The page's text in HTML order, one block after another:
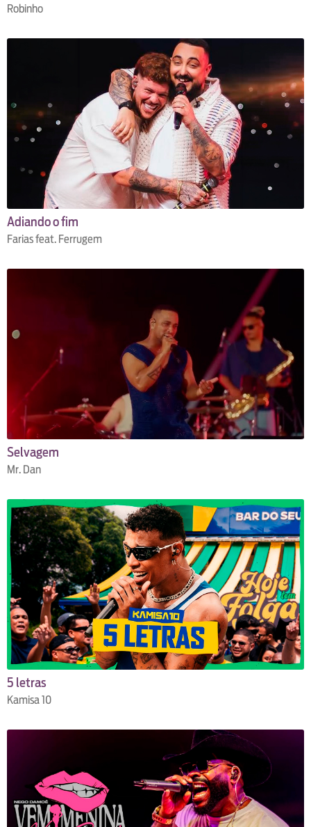
Robinho
Adiando o fim
Farias feat. Ferrugem
Selvagem
Mr. Dan
5 letras
Kamisa 10